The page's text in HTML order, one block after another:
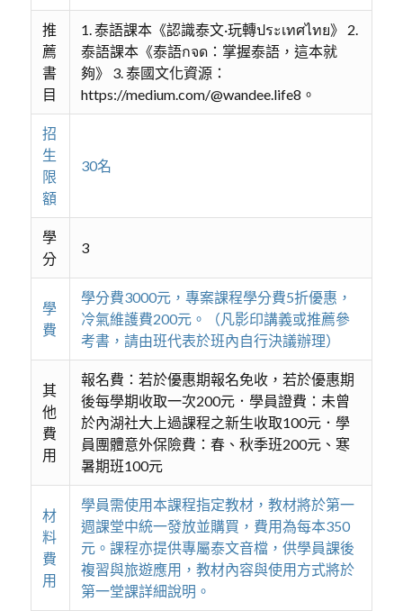
推
薦
書
目
1. 泰語課本《認識泰文·玩轉ประเทศไทย》 2.
泰語課本《泰語กจด：掌握泰語，這本就
夠》 3. 泰國文化資源：
https://medium.com/@wandee.life8。
招
生
限
額
30名
學
分
3
學
費
學分費3000元，專案課程學分費5折優惠，
冷氣維護費200元。（凡影印講義或推薦參
考書，請由班代表於班內自行決議辦理）
其
他
費
用
報名費：若於優惠期報名免收，若於優惠期
後每學期收取一次200元．學員證費：未曾
於內湖社大上過課程之新生收取100元．學
員團體意外保險費：春、秋季班200元、寒
暑期班100元
材
料
費
用
學員需使用本課程指定教材，教材將於第一
週課堂中統一發放並購買，費用為每本350
元。課程亦提供專屬泰文音檔，供學員課後
複習與旅遊應用，教材內容與使用方式將於
第一堂課詳細說明。